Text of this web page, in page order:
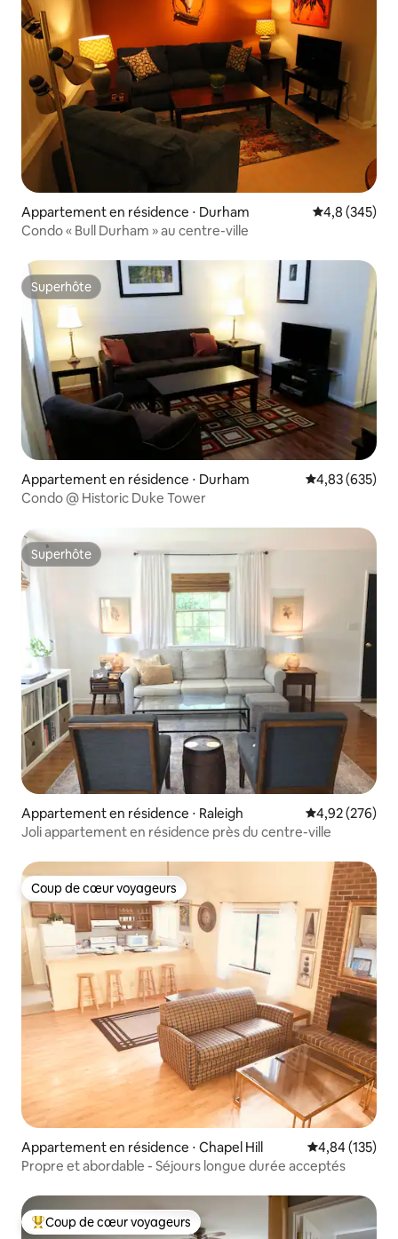
Appartement en résidence ⋅ Durham Évaluation
4,8 (345)
Condo « Bull Durham » au centre-ville
Superhôte
Superhôte
Appartement en résidence ⋅ Durham Évaluation
4,83 (635)
Condo @ Historic Duke Tower
Superhôte
Superhôte
Appartement en résidence ⋅ Raleigh Évaluation
4,92 (276)
Joli appartement en résidence près du centre-ville
Coup de cœur voyageurs
Coup de cœur voyageurs
Appartement en résidence ⋅ Chapel Hill Évaluation
4,84 (135)
Propre et abordable - Séjours longue durée acceptés
Coups de cœur voyageurs les plus appréciés
Coup de cœur voyageurs